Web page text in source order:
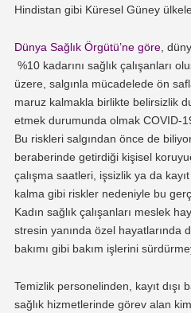
Hindistan gibi Küresel Güney
Dünya Sağlık Örgütü’ne göre,
%10 kadarını sağlık çalışanları
üzere, salgınla mücadelede ön
maruz kalmakla birlikte belirsizlik
etmek durumunda olmak COVID-
Bu riskleri salgından önce de
beraberinde getirdiği kişisel
çalışma saatleri, işsizlik ya da
kalma gibi riskler nedeniyle bu
Kadın sağlık çalışanları meslek
stresin yanında özel hayatlarında
bakımı gibi bakım işlerini
Temizlik personelinden, kayıt dışı
sağlık hizmetlerinde görev alan